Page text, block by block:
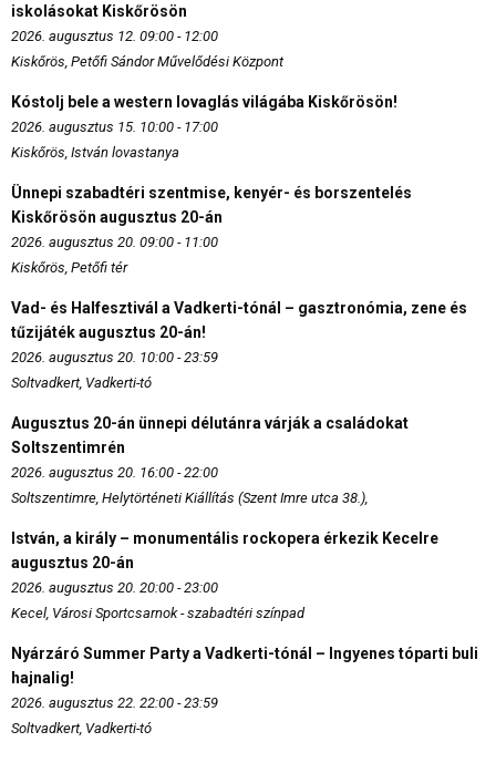
iskolásokat Kiskőrösön
2026. augusztus 12. 09:00 - 12:00
Kiskőrös, Petőfi Sándor Művelődési Központ
Kóstolj bele a western lovaglás világába Kiskőrösön!
2026. augusztus 15. 10:00 - 17:00
Kiskőrös, István lovastanya
Ünnepi szabadtéri szentmise, kenyér- és borszentelés
Kiskőrösön augusztus 20-án
2026. augusztus 20. 09:00 - 11:00
Kiskőrös, Petőfi tér
Vad- és Halfesztivál a Vadkerti-tónál – gasztronómia, zene és
tűzijáték augusztus 20-án!
2026. augusztus 20. 10:00 - 23:59
Soltvadkert, Vadkerti-tó
Augusztus 20-án ünnepi délutánra várják a családokat
Soltszentimrén
2026. augusztus 20. 16:00 - 22:00
Soltszentimre, Helytörténeti Kiállítás (Szent Imre utca 38.),
István, a király – monumentális rockopera érkezik Kecelre
augusztus 20-án
2026. augusztus 20. 20:00 - 23:00
Kecel, Városi Sportcsarnok - szabadtéri színpad
Nyárzáró Summer Party a Vadkerti-tónál – Ingyenes tóparti buli
hajnalig!
2026. augusztus 22. 22:00 - 23:59
Soltvadkert, Vadkerti-tó